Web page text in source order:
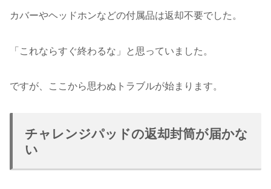
カバーやヘッドホンなどの付属品は返却不要でした。
「これならすぐ終わるな」と思っていました。
ですが、ここから思わぬトラブルが始まります。
チャレンジパッドの返却封筒が届かな
い